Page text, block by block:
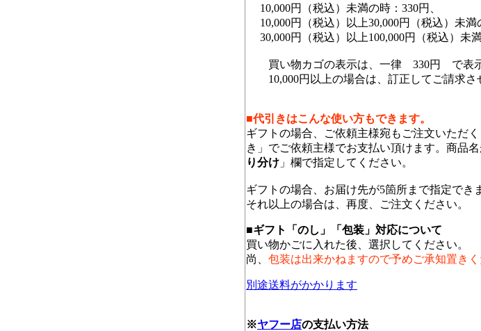
10,000円（税込）未満の時：330円、
10,000円（税込）以上30,000円（税込）未満
30,000円（税込）以上100,000円（税込）未
買い物カゴの表示は、一律 330円 で表示
10,000円以上の場合は、訂正してご請求さ
■代引きはこんな使い方もできます。
ギフトの場合、ご依頼主様宛もご注文いただ
き」でご依頼主様でお支払い頂けます。商品
り分け 」欄で指定してください。
ギフトの場合、お届け先が5箇所まで指定でき
それ以上の場合は、再度、ご注文ください。
■ギフト「のし」「包装」対応について
買い物かごに入れた後、選択してください。
尚、 包装は出来かねますので予めご承知置きく
別途送料がかかります
※ヤフー店の支払い方法